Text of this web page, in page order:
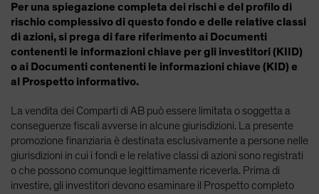
Per una spiegazione completa dei rischi e del profilo di
rischio complessivo di questo fondo e delle relative classi
di azioni, si prega di fare riferimento ai Documenti
contenenti le informazioni chiave per gli investitori (KIID)
o ai Documenti contenenti le informazioni chiave (KID) e
al Prospetto informativo.
La vendita dei Comparti di AB può essere limitata o soggetta a
conseguenze fiscali avverse in alcune giurisdizioni. La presente
promozione finanziaria è destinata esclusivamente a persone nelle
giurisdizioni in cui i fondi e le relative classi di azioni sono registrati
o che possono comunque legittimamente riceverla. Prima di
investire, gli investitori devono esaminare il Prospetto completo